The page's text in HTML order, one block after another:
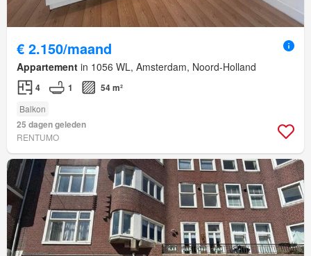
€ 2.150/maand
Appartement in 1056 WL, Amsterdam, Noord-Holland
4 1 54 m²
Balkon
25 dagen geleden
RENTUMO